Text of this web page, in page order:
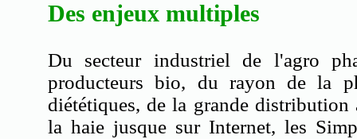
Des enjeux multiples
Du secteur industriel de l'agro
producteurs bio, du rayon de la
diététiques, de la grande distribution
la haie jusque sur Internet, les